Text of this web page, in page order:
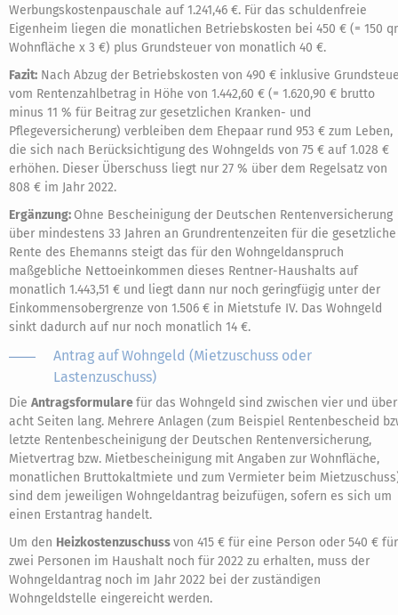
Werbungskostenpauschale auf 1.241,46 €. Für das schuldenfreie
Eigenheim liegen die monatlichen Betriebskosten bei 450 € (= 150
Wohnfläche x 3 €) plus Grundsteuer von monatlich 40 €.
Fazit: Nach Abzug der Betriebskosten von 490 € inklusive
vom Rentenzahlbetrag in Höhe von 1.442,60 € (= 1.620,90 € brutto
minus 11 % für Beitrag zur gesetzlichen Kranken- und
Pflegeversicherung) verbleiben dem Ehepaar rund 953 € zum Leben,
die sich nach Berücksichtigung des Wohngelds von 75 € auf 1.028 €
erhöhen. Dieser Überschuss liegt nur 27 % über dem Regelsatz von
808 € im Jahr 2022.
Ergänzung:Ohne Bescheinigung der Deutschen Rentenversicherung
über mindestens 33 Jahren an Grundrentenzeiten für die gesetzliche
Rente des Ehemanns steigt das für den Wohngeldanspruch
maßgebliche Nettoeinkommen dieses Rentner-Haushalts auf
monatlich 1.443,51 € und liegt dann nur noch geringfügig unter der
Einkommensobergrenze von 1.506 € in Mietstufe IV. Das Wohngeld
sinkt dadurch auf nur noch monatlich 14 €.
Antrag auf Wohngeld (Mietzuschuss oder
Lastenzuschuss)
Die Antragsformularefür das Wohngeld sind zwischen vier und über
acht Seiten lang. Mehrere Anlagen (zum Beispiel Rentenbescheid
letzte Rentenbescheinigung der Deutschen Rentenversicherung,
Mietvertrag bzw. Mietbescheinigung mit Angaben zur Wohnfläche,
monatlichen Bruttokaltmiete und zum Vermieter beim
sind dem jeweiligen Wohngeldantrag beizufügen, sofern es sich um
einen Erstantrag handelt.
Um den Heizkostenzuschussvon 415 € für eine Person oder 540 € für
zwei Personen im Haushalt noch für 2022 zu erhalten, muss der
Wohngeldantrag noch im Jahr 2022 bei der zuständigen
Wohngeldstelle eingereicht werden.